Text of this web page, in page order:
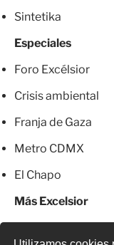
Sintetika
Especiales
Foro Excélsior
Crisis ambiental
Franja de Gaza
Metro CDMX
El Chapo
Más Excelsior